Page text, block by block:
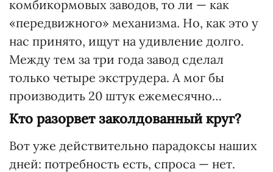
комбикормовых заводов, то ли — как
«передвижного» механизма. Но, как это у
нас принято, ищут на удивление долго.
Между тем за три года завод сделал
только четыре экструдера. А мог бы
производить 20 штук ежемесячно…
Кто разорвет заколдованный круг?
Вот уже действительно парадоксы наших
дней: потребность есть, спроса — нет.